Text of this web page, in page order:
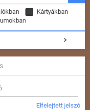
Kártyákban
Elfelejtett jelszó